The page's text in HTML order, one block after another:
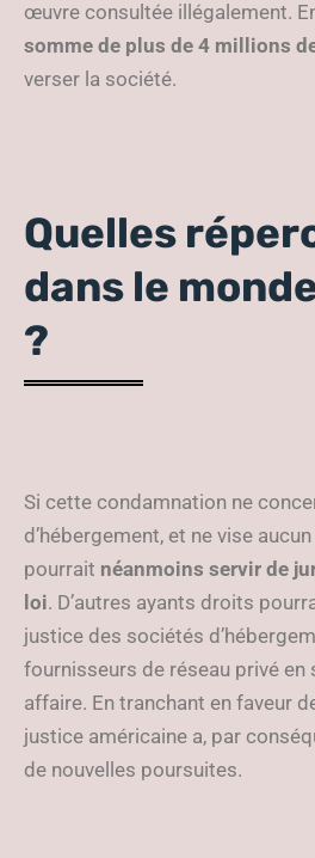
œuvre consultée illégalement.
somme de plus de 4 millions
verser la société.
Quelles
dans le
?
Si cette condamnation ne
d’hébergement, et ne vise
pourrait néanmoins servir de
loi. D’autres ayants droits
justice des sociétés
fournisseurs de réseau privé en
affaire. En tranchant en faveur
justice américaine a, par
de nouvelles poursuites.